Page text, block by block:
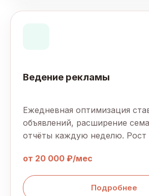
Ведение рекламы
Ежедневная оптимизация
объявлений, расширение
отчёты каждую неделю. Рост
от 20 000 ₽/мес
Подробнее